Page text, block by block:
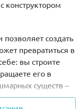
конструктором
создать
превратиться в
вы строите
его в
существ –